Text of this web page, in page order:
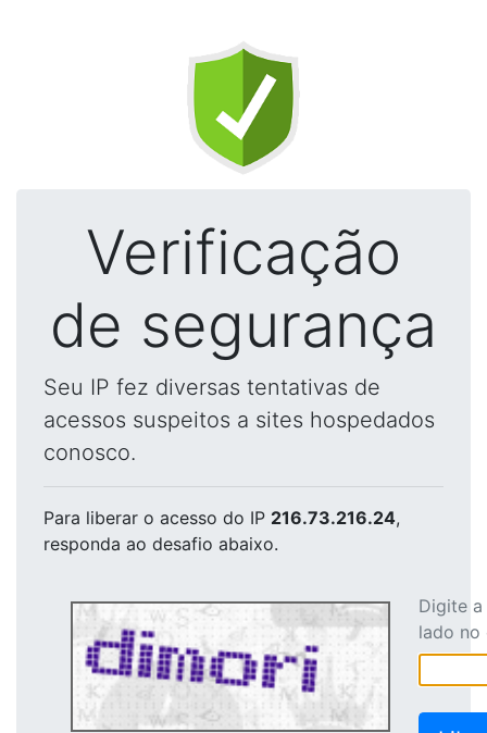
Verificação
de segurança
Seu IP fez diversas tentativas de
acessos suspeitos a sites hospedados
conosco.
Para liberar o acesso do IP 216.73.216.24,
responda ao desafio abaixo.
Digite
lado no